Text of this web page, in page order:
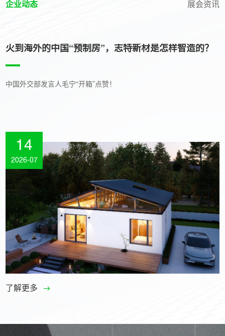
企业动态 展会资讯
火到海外的中国“预制房”，志特新材是怎样智造的？
中国外交部发言人毛宁“开箱”点赞！
14
2026-07
了解更多